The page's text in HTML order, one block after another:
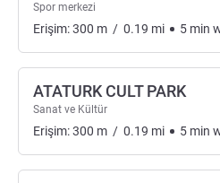
Spor merkezi
Erişim:300 m / 0.19 mi 5 min
ATATURK CULT PARK
Sanat ve Kültür
Erişim:300 m / 0.19 mi 5 min